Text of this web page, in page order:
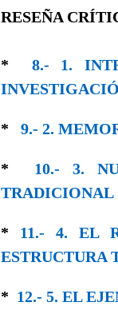
RESEÑA
* 8.- 1.
* 9.- 2.
* 10.- 3.
TRADICIONAL
* 11.- 4. EL
ESTRUCTURA
* 12.- 5. EL